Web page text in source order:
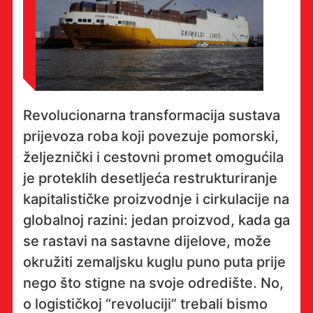
Revolucionarna transformacija sustava
prijevoza roba koji povezuje pomorski,
željeznički i cestovni promet omogućila
je proteklih desetljeća restrukturiranje
kapitalističke proizvodnje i cirkulacije na
globalnoj razini: jedan proizvod, kada ga
se rastavi na sastavne dijelove, može
okružiti zemaljsku kuglu puno puta prije
nego što stigne na svoje odredište. No,
o logističkoj “revoluciji” trebali bismo